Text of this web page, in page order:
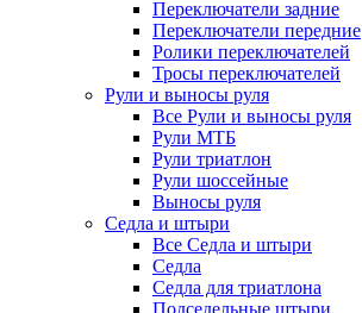
Переключатели задние
Переключатели передние
Ролики переключателей
Тросы переключателей
Рули и выносы руля
Все Рули и выносы руля
Рули МТБ
Рули триатлон
Рули шоссейные
Выносы руля
Седла и штыри
Все Седла и штыри
Седла
Седла для триатлона
Подседельные штыри